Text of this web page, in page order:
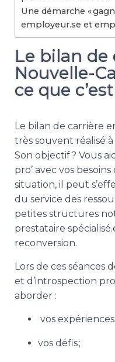
Une démarche «
employeur.se et
Le bilan de
Nouvelle-
ce que c’est
Le bilan de carrière
très souvent réalisé
Son objectif ? Vous
pro’ avec vos
situation, il peut
du service des
petites structures
prestataire
reconversion.
Lors de ces séances
et d’introspection
aborder :
vos expériences
vos défis ;